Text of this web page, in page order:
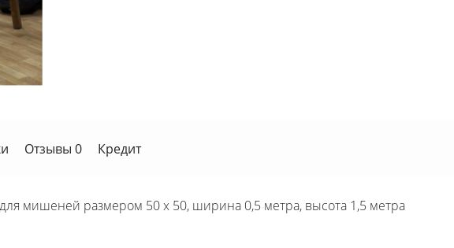
Отзывы 0 Кредит
мишеней размером 50 х 50, ширина 0,5 метра, высота 1,5 метра